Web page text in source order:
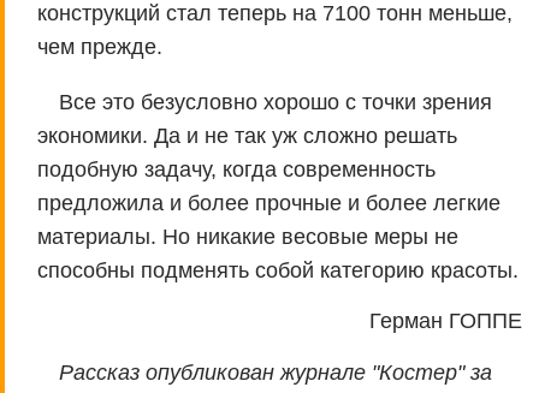
конструкций стал теперь на 7100 тонн меньше,
чем прежде.
Все это безусловно хорошо с точки зрения
экономики. Да и не так уж сложно решать
подобную задачу, когда современность
предложила и более прочные и более легкие
материалы. Но никакие весовые меры не
способны подменять собой категорию красоты.
Герман ГОППЕ
Рассказ опубликован журнале "Костер" за